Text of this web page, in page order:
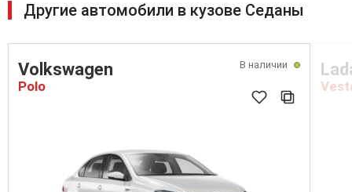
Другие автомобили в кузове Седаны
В наличии
Volkswagen
Polo